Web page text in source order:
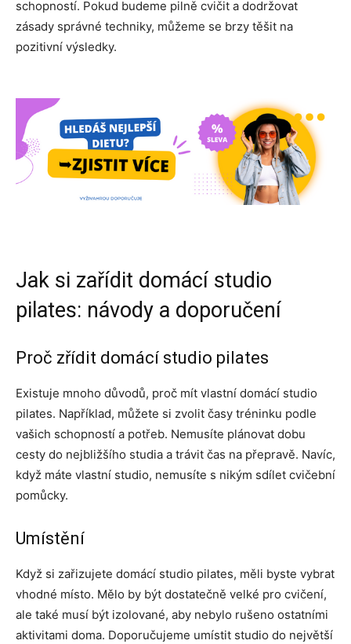
schopností. Pokud budeme pilně cvičit a dodržovat
zásady správné techniky, můžeme se brzy těšit na
pozitivní výsledky.
Jak si zařídit domácí studio
pilates: návody a doporučení
Proč zřídit domácí studio pilates
Existuje mnoho důvodů, proč mít vlastní domácí studio
pilates. Například, můžete si zvolit časy tréninku podle
vašich schopností a potřeb. Nemusíte plánovat dobu
cesty do nejbližšího studia a trávit čas na přepravě. Navíc,
když máte vlastní studio, nemusíte s nikým sdílet cvičební
pomůcky.
Umístění
Když si zařizujete domácí studio pilates, měli byste vybrat
vhodné místo. Mělo by být dostatečně velké pro cvičení,
ale také musí být izolované, aby nebylo rušeno ostatními
aktivitami doma. Doporučujeme umístit studio do největší